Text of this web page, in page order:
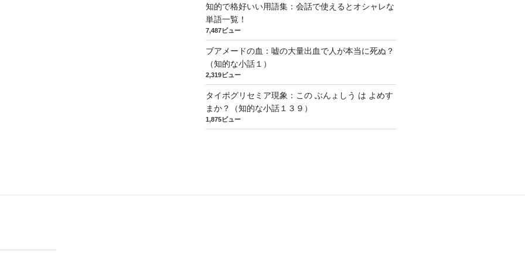
知的で格好いい用語集：会話で使えるとオシャレな
単語一覧！
7,487ビュー
ブアメードの血：嘘の大量出血で人が本当に死ぬ？
（知的な小話１）
2,319ビュー
タイポグリセミア現象：この ぶんょしう は よめす
まか？（知的な小話１３９）
1,875ビュー